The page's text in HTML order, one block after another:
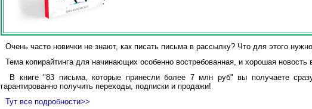
Очень часто новички не знают, как писать письма в рассылку? Что для этого
Тема копирайтинга для начинающих особенно востребованная, и хорошая новость
В книге "83 письма, которые принесли более 7 млн руб" вы получаете
гарантированно получить переходы, подписки и продажи!
Тут все подробности>>